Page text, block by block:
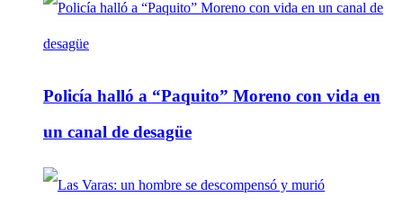
Policía halló a “Paquito” Moreno con vida en
un canal de desagüe